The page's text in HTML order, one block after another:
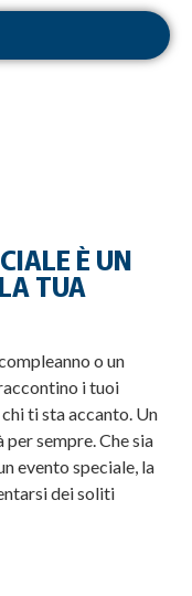
È UN
TUA
o un
i tuoi
ti sta accanto. Un
sempre. Che sia
evento speciale, la
dei soliti